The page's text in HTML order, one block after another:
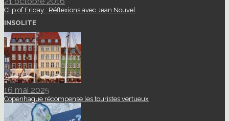
Clip of Friday : Réflexions avec Jean Nouvel
INSOLITE
16 mai 2025
Copenhague récompense les touristes vertueux